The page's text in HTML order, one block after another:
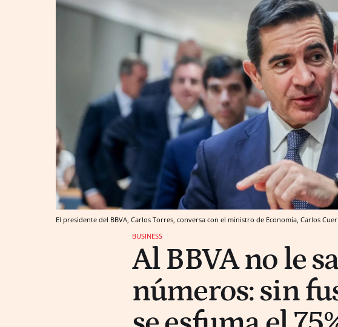
El presidente del BBVA, Carlos Torres, conversa con el ministro de Economía, Carlos
BUSINESS
Al BBVA no le
números: sin